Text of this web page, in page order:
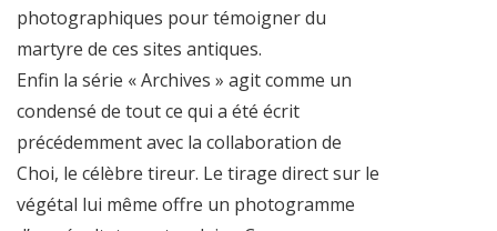
photographiques pour témoigner du
martyre de ces sites antiques.
Enfin la série « Archives » agit comme un
condensé de tout ce qui a été écrit
précédemment avec la collaboration de
Choi, le célèbre tireur. Le tirage direct sur le
végétal lui même offre un photogramme